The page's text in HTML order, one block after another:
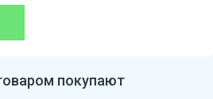
покупают